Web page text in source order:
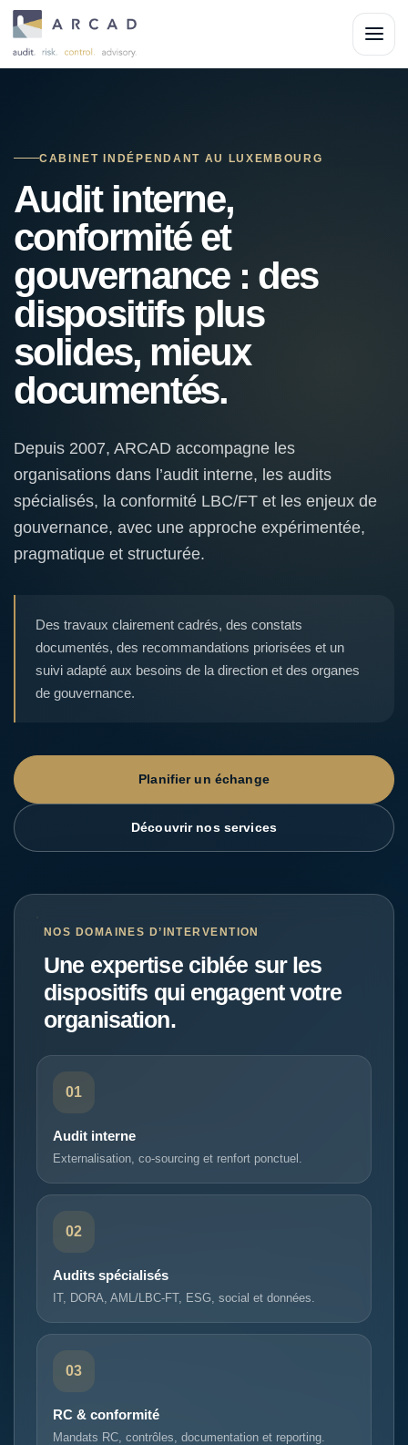
CABINET INDÉPENDANT AU LUXEMBOURG
Audit interne,
conformité et
gouvernance : des
dispositifs plus
solides, mieux
documentés.
Depuis 2007, ARCAD accompagne les
organisations dans l’audit interne, les audits
spécialisés, la conformité LBC/FT et les enjeux de
gouvernance, avec une approche expérimentée,
pragmatique et structurée.
Des travaux clairement cadrés, des constats
documentés, des recommandations priorisées et un
suivi adapté aux besoins de la direction et des organes
de gouvernance.
Planifier un échange
Découvrir nos services
NOS DOMAINES D’INTERVENTION
Une expertise ciblée sur les
dispositifs qui engagent votre
organisation.
01
Audit interne
Externalisation, co-sourcing et renfort ponctuel.
02
Audits spécialisés
IT, DORA, AML/LBC-FT, ESG, social et données.
03
RC & conformité
Mandats RC, contrôles, documentation et reporting.